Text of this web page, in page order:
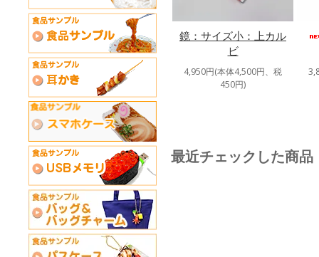
鏡：サイズ小：上カル
ビ
4,950円(本体4,500円、税
450円)
最近チェックした商品